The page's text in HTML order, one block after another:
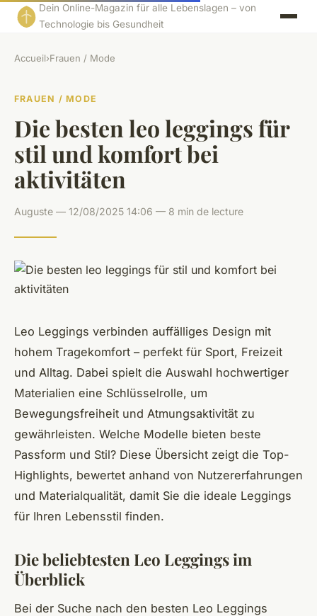
Dein Online-Magazin für alle Lebenslagen – von
Technologie bis Gesundheit
Accueil›Frauen / Mode
FRAUEN / MODE
Die besten leo leggings für
stil und komfort bei
aktivitäten
Auguste — 12/08/2025 14:06 — 8 min de lecture
Leo Leggings verbinden auffälliges Design mit
hohem Tragekomfort – perfekt für Sport, Freizeit
und Alltag. Dabei spielt die Auswahl hochwertiger
Materialien eine Schlüsselrolle, um
Bewegungsfreiheit und Atmungsaktivität zu
gewährleisten. Welche Modelle bieten beste
Passform und Stil? Diese Übersicht zeigt die Top-
Highlights, bewertet anhand von Nutzererfahrungen
und Materialqualität, damit Sie die ideale Leggings
für Ihren Lebensstil finden.
Die beliebtesten Leo Leggings im
Überblick
Bei der Suche nach den besten Leo Leggings